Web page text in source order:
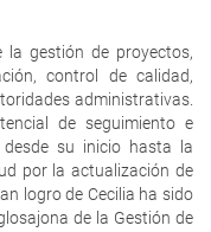
la gestión de proyectos,
control de calidad,
administrativas.
de seguimiento e
su inicio hasta la
por la actualización de
logro de Cecilia ha sido
de la Gestión de